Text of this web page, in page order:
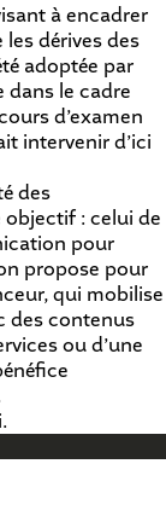
à encadrer
dérives des
adoptée par
dans le cadre
d’examen
intervenir d’ici
des
: celui de
pour
propose pour
qui mobilise
des contenus
ou d’une
.